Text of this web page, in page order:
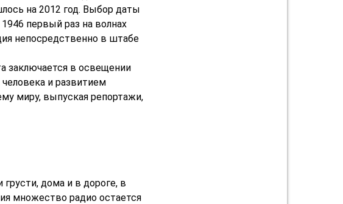
на 2012 год. Выбор даты
первый раз на волнах
непосредственно в штабе
заключается в освещении
и развитием
миру, выпуская репортажи,
дома и в дороге, в
множество радио остается